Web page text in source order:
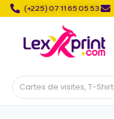
(+225) 07 11 65 05 53